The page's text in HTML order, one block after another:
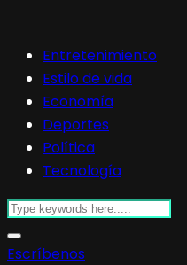
Entretenimiento
Estilo de vida
Economía
Deportes
Política
Tecnología
Escríbenos